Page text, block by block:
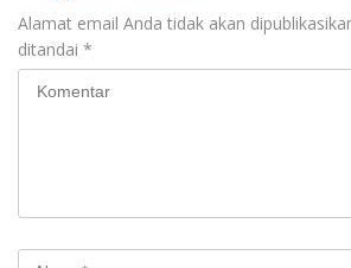
Alamat email Anda tidak akan
ditandai *